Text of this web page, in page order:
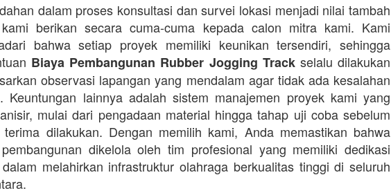
dalam proses konsultasi dan survei lokasi menjadi nilai tambah
berikan secara cuma-cuma kepada calon mitra kami. Kami
bahwa setiap proyek memiliki keunikan tersendiri, sehingga
Biaya Pembangunan Rubber Jogging Trackselalu dilakukan
observasi lapangan yang mendalam agar tidak ada kesalahan
Keuntungan lainnya adalah sistem manajemen proyek kami yang
mulai dari pengadaan material hingga tahap uji coba sebelum
terima dilakukan. Dengan memilih kami, Anda memastikan bahwa
dikelola oleh tim profesional yang memiliki dedikasi
melahirkan infrastruktur olahraga berkualitas tinggi di seluruh